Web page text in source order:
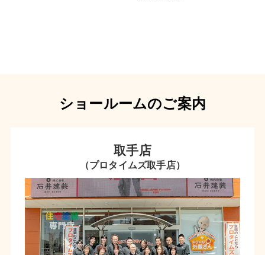
ショールームのご案内
取手店
（プロタイムズ取手店）